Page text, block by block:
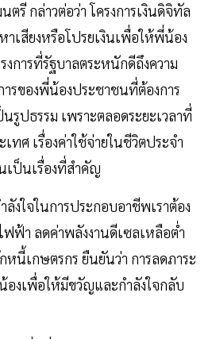
ตรี กล่าวต่อว่า โครงการเงินดิจิทัล
าเสียงหรือโปรยเงินเพื่อให้พี่น้อง
งการที่รัฐบาลตระหนักดีถึงความ
รของพี่น้องประชาชนที่ต้องการ
รูปธรรม เพราะตลอดระยะเวลาที่
ทศ เรื่องค่าใช้จ่ายในชีวิตประจำ
เป็นเรื่องที่สำคัญ
งใจในการประกอบอาชีพเราต้อง
ฟฟ้า ลดค่าพลังงานดีเซลเหลือต่ำ
นี้เกษตรกร ยืนยันว่า การลดภาระ
งเพื่อให้มีขวัญและกำลังใจกลับ